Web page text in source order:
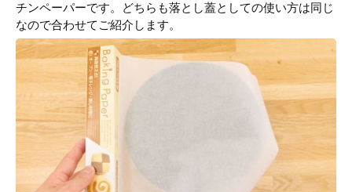
チンペーパーです。どちらも落とし蓋としての使い方は同じ
なので合わせてご紹介します。